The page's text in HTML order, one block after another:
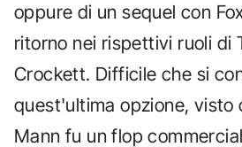
oppure di un sequel con
ritorno nei rispettivi ruoli di
Crockett. Difficile che si
quest'ultima opzione, visto
Mann fu un flop